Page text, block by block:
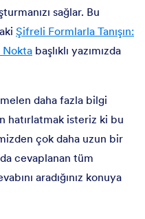
sağlar. Bu
Şifreli Formlarla Tanışın:
Nokta başlıklı yazımızda
daha fazla bilgi
hatırlatmak isteriz ki bu
çok daha uzun bir
cevaplanan tüm
aradığınız konuya